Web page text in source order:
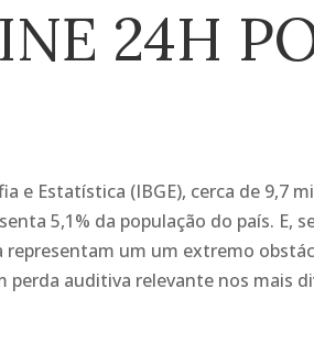
24H
e Estatística (IBGE), cerca de 9,7
5,1% da população do país. E,
um um extremo
perda auditiva relevante nos mais